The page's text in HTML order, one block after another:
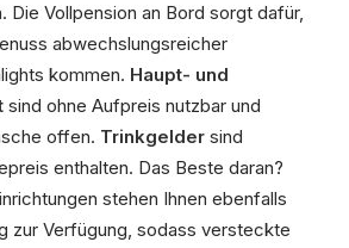
Die Vollpension an Bord sorgt dafür,
abwechslungsreicher
kommen. Haupt- und
sind ohne Aufpreis nutzbar und
offen. Trinkgelder sind
enthalten. Das Beste daran?
stehen Ihnen ebenfalls
zur Verfügung, sodass versteckte